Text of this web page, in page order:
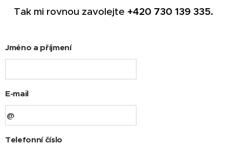
Tak mi rovnou zavolejte +420730 139 335.
Jméno a příjmení
E-mail
Telefonní číslo